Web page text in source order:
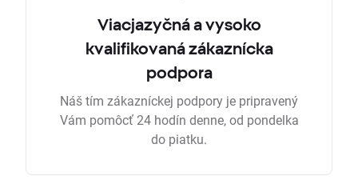
Viacjazyčná a vysoko
kvalifikovaná zákaznícka
podpora
Náš tím zákazníckej podpory je pripravený
Vám pomôcť 24 hodín denne, od pondelka
do piatku.